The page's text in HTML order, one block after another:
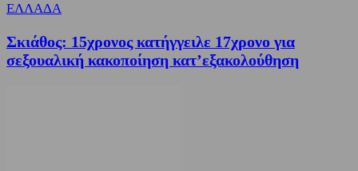
ΕΛΛΑΔΑ
Σκιάθος: 15χρονος κατήγγειλε 17χρονο για
σεξουαλική κακοποίηση κατ’εξακολούθηση